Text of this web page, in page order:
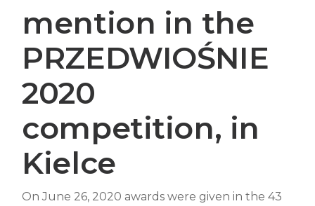
mention in the
PRZEDWIOŚNIE
2020
competition, in
Kielce
On June 26, 2020 awards were given in the 43